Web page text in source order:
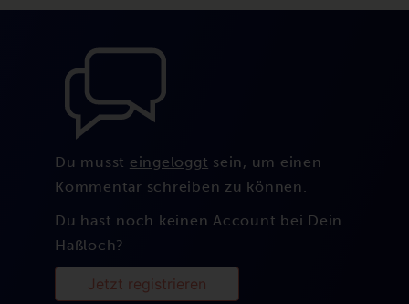
Du musst eingeloggt sein, um einen
Kommentar schreiben zu können.
Du hast noch keinen Account bei Dein
Haßloch?
Jetzt registrieren